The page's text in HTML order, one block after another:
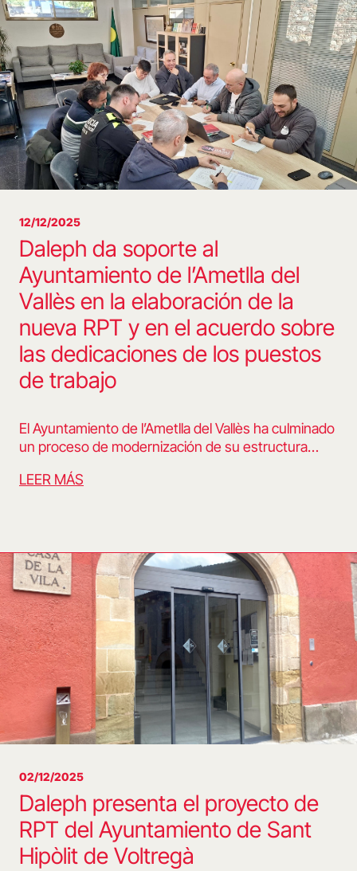
12/12/2025
Daleph da soporte al
Ayuntamiento de l’Ametlla del
Vallès en la elaboración de la
nueva RPT y en el acuerdo sobre
las dedicaciones de los puestos
de trabajo
El Ayuntamiento de l’Ametlla del Vallès ha culminado
un proceso de modernización de su estructura…
LEER MÁS
02/12/2025
Daleph presenta el proyecto de
RPT del Ayuntamiento de Sant
Hipòlit de Voltregà